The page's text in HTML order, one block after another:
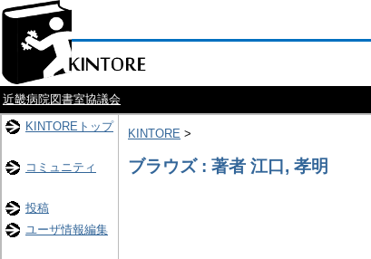
近畿病院図書室協議会
KINTOREトップ
コミュニティ
投稿
ユーザ情報編集
KINTORE >
ブラウズ : 著者 江口, 孝明